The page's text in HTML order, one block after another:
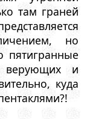
там граней
но
пятигранные
верующих и
куда